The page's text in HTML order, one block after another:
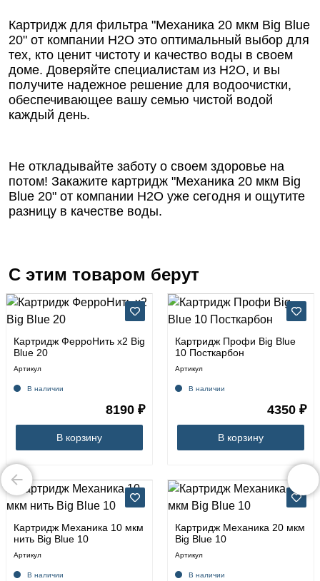
Картридж для фильтра "Механика 20 мкм Big Blue
20" от компании Н2О это оптимальный выбор для
тех, кто ценит чистоту и качество воды в своем
доме. Доверяйте специалистам из Н2О, и вы
получите надежное решение для водоочистки,
обеспечивающее вашу семью чистой водой
каждый день.
Не откладывайте заботу о своем здоровье на
потом! Закажите картридж "Механика 20 мкм Big
Blue 20" от компании Н2О уже сегодня и ощутите
разницу в качестве воды.
С этим товаром берут
Картридж ФерроНить х2 Big
Blue 20
Артикул
В наличии
8190 ₽
В корзину
Картридж Профи Big Blue
10 Посткарбон
Артикул
В наличии
4350 ₽
В корзину
Картридж Механика 10 мкм
нить Big Blue 10
Артикул
В наличии
Картридж Механика 20 мкм
Big Blue 10
Артикул
В наличии